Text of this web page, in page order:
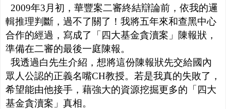
2009年3月初，華豐案二審終結辯論前，依我的邏
輯推理判斷，過不了關了！我將五年來和查黑中心
合作的經過，寫成了「四大基金貪瀆案」陳報狀，
準備在二審的最後一庭陳報。
我透過白先生介紹，想將這份陳報狀先交給國內
眾人公認的正義名嘴CH教授。若是我真的失敗了，
希望能由他接手，藉強大的資源挖掘更多的「四大
基金貪瀆案」真相。